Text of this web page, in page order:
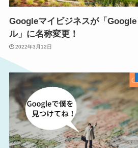
ブログ
お問い合わせ
介護部門エヌケア
転職ナース
子育てワークス
Googleマイビジネスが「
ル」に名称変更！
2022年3月12日